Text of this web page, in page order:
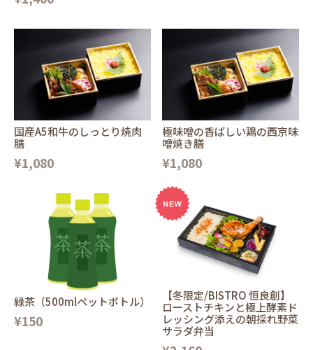
国産A5和牛のしっとり焼肉
膳
¥1,080
極味噌の香ばしい鶏の西京味
噌焼き膳
¥1,080
緑茶（500mlペットボトル）
¥150
【冬限定/BISTRO 恒良創】
ローストチキンと極上酵素ド
レッシング添えの朝採れ野菜
サラダ弁当